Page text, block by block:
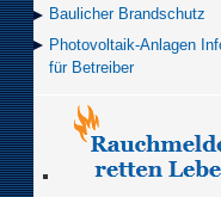
Baulicher Brand­schutz
Photovoltaik-Anlagen
für Betreiber